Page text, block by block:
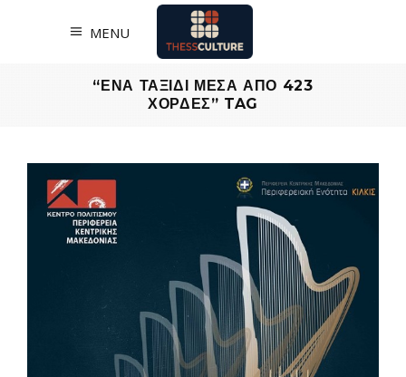
MENU
“ΕΝΑ ΤΑΞΙΔΙ ΜΕΣΑ ΑΠΟ 423
ΧΟΡΔΕΣ” TAG